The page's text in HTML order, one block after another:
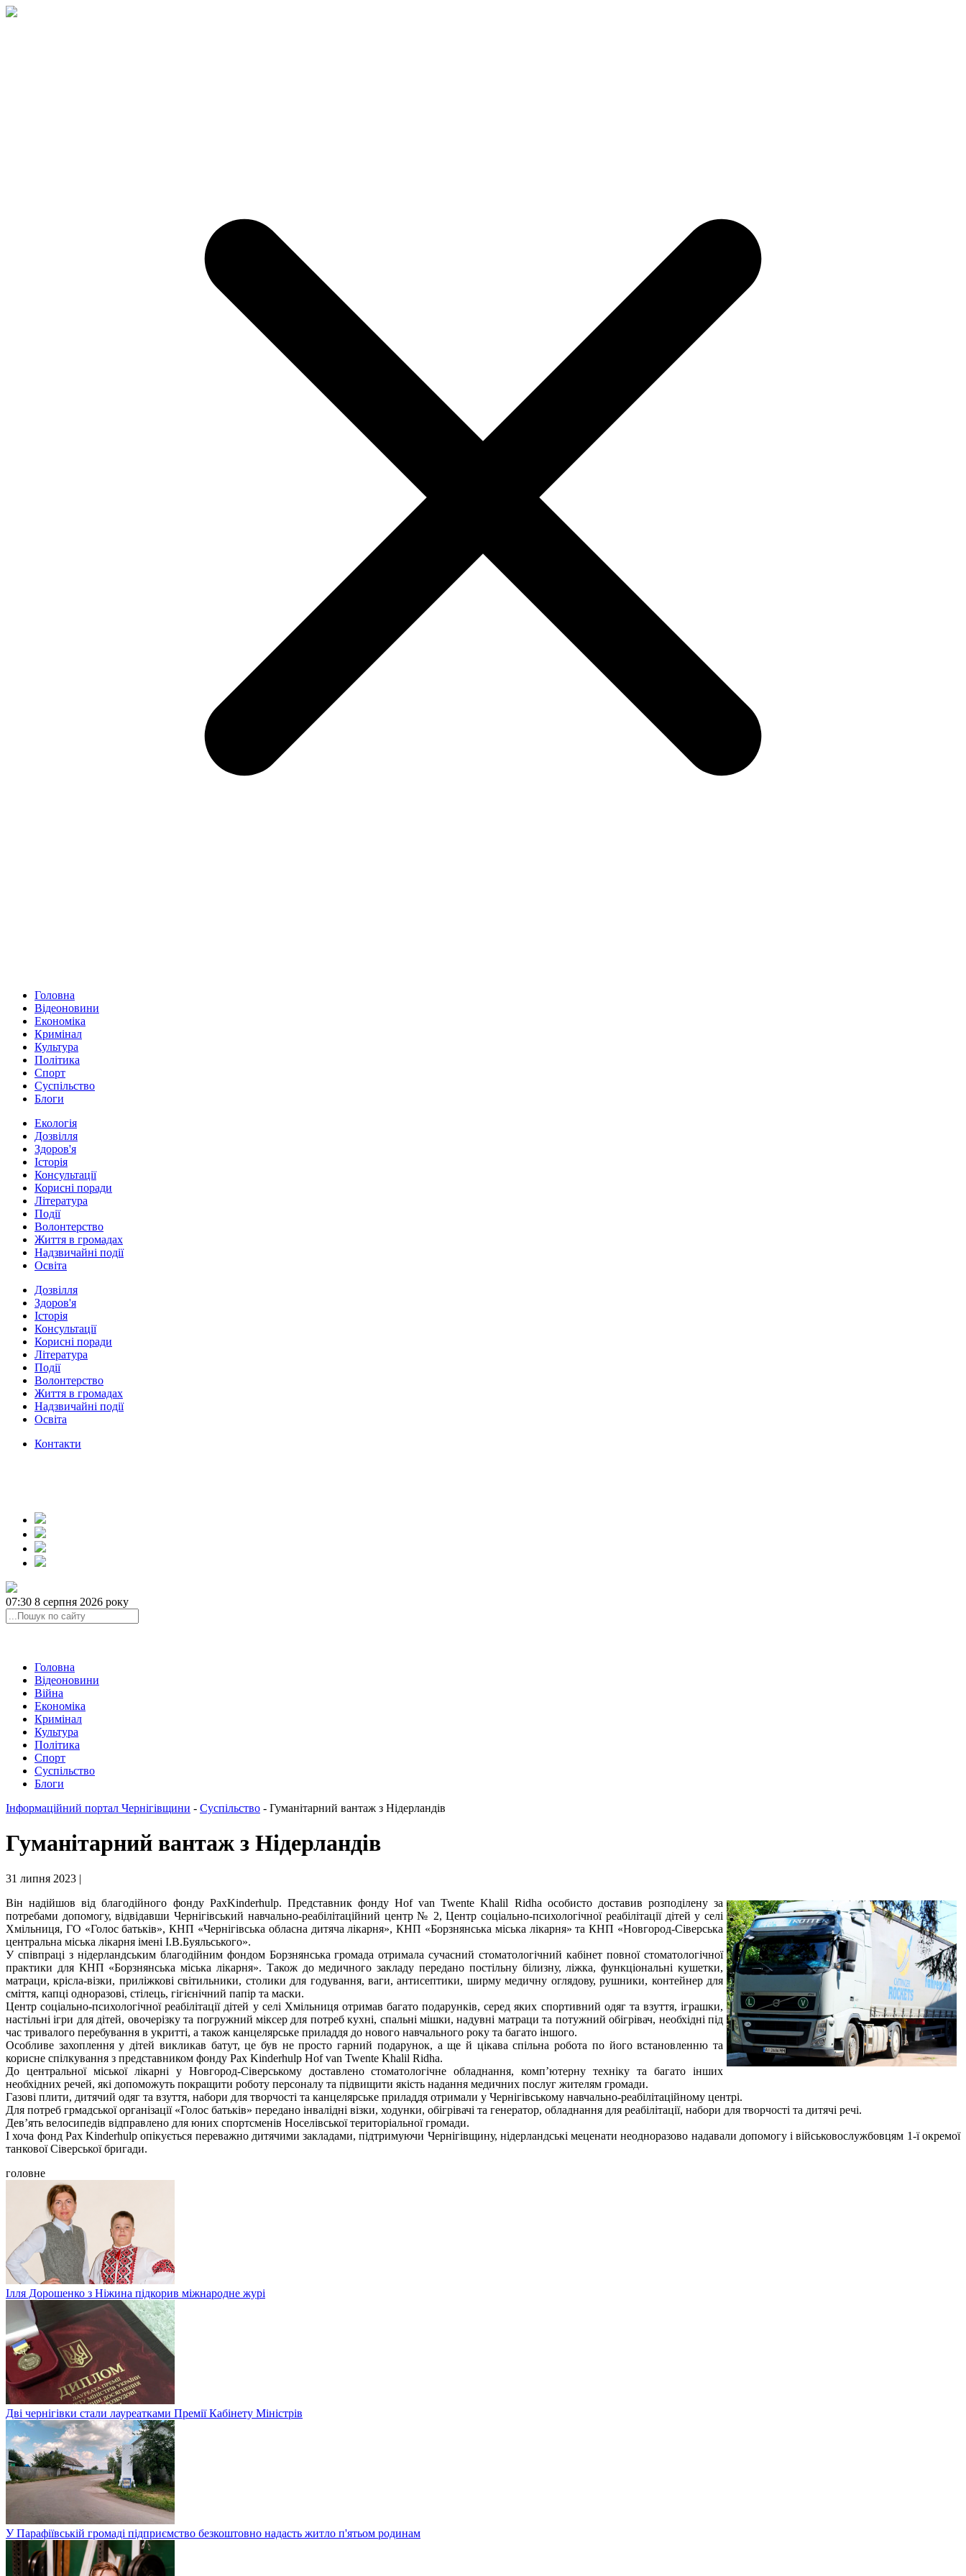
Головна
Відеоновини
Економіка
Кримінал
Культура
Політика
Спорт
Суспільство
Блоги
Екологія
Дозвілля
Здоров'я
Історія
Консультації
Корисні поради
Література
Події
Волонтерство
Життя в громадах
Надзвичайні події
Освіта
Дозвілля
Здоров'я
Історія
Консультації
Корисні поради
Література
Події
Волонтерство
Життя в громадах
Надзвичайні події
Освіта
Контакти
07:30 8 серпня 2026 року
Головна
Відеоновини
Війна
Економіка
Кримінал
Культура
Політика
Спорт
Суспільство
Блоги
Інформаційний портал Чернігівщини - Суспільство - Гуманітарний вантаж з Нідерландів
Гуманітарний вантаж з Нідерландів
31 липня 2023 |
Він надійшов від благодійного фонду PaxKinderhulp. Представник фонду Hof van Twente Khalil Ridha особисто доставив розподілену за
потребами допомогу, відвідавши Чернігівський навчально-реабілітаційний центр № 2, Центр соціально-психологічної реабілітації дітей у селі
Хмільниця, ГО «Голос батьків», КНП «Чернігівська обласна дитяча лікарня», КНП «Борзнянська міська лікарня» та КНП «Новгород-Сіверська
центральна міська лікарня імені І.В.Буяльського».
У співпраці з нідерландським благодійним фондом Борзнянська громада отримала сучасний стоматологічний кабінет повної стоматологічної
практики для КНП «Борзнянська міська лікарня». Також до медичного закладу передано постільну білизну, ліжка, функціональні кушетки,
матраци, крісла-візки, приліжкові світильники, столики для годування, ваги, антисептики, ширму медичну оглядову, рушники, контейнер для
сміття, капці одноразові, стілець, гігієнічний папір та маски.
Центр соціально-психологічної реабілітації дітей у селі Хмільниця отримав багато подарунків, серед яких спортивний одяг та взуття, іграшки,
настільні ігри для дітей, овочерізку та погружний міксер для потреб кухні, спальні мішки, надувні матраци та потужний обігрівач, необхідні під
час тривалого перебування в укритті, а також канцелярське приладдя до нового навчального року та багато іншого.
Особливе захоплення у дітей викликав батут, це був не просто гарний подарунок, а ще й цікава спільна робота по його встановленню та
корисне спілкування з представником фонду Pax Kinderhulp Hof van Twente Khalil Ridha.
До центральної міської лікарні у Новгород-Сіверському доставлено стоматологічне обладнання, комп’ютерну техніку та багато інших
необхідних речей, які допоможуть покращити роботу персоналу та підвищити якість надання медичних послуг жителям громади.
Газові плити, дитячий одяг та взуття, набори для творчості та канцелярське приладдя отримали у Чернігівському навчально-реабілітаційному центрі.
Для потреб грмадської організації «Голос батьків» передано інвалідні візки, ходунки, обігрівачі та генератор, обладнання для реабілітації, набори для творчості та дитячі речі.
Дев’ять велосипедів відправлено для юних спортсменів Носелівської територіальної громади.
І хоча фонд Pax Kinderhulp опікується переважно дитячими закладами, підтримуючи Чернігівщину, нідерландські меценати неодноразово надавали допомогу і військовослужбовцям 1-ї окремої
танкової Сіверської бригади.
головне
Ілля Дорошенко з Ніжина підкорив міжнародне журі
Дві чернігівки стали лауреатками Премії Кабінету Міністрів
У Парафіївській громаді підприємство безкоштовно надасть житло п'ятьом родинам